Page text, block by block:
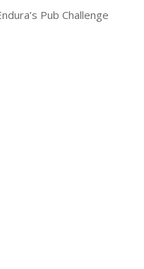
Pub Challenge